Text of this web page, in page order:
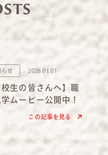
らせ 2026.01.01
校生の皆さんへ】職
ムービー公開中！
この記事を見る